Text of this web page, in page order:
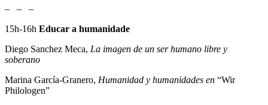
– – –
15h-16h Educar a humanidade
Diego Sanchez Meca, La imagen de un ser humano libre y
soberano
Marina García-Granero, Humanidad y humanidades en “Wir
Philologen”